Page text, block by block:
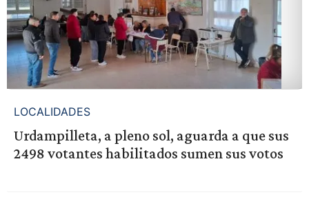
LOCALIDADES
Urdampilleta, a pleno sol, aguarda a que sus
2498 votantes habilitados sumen sus votos